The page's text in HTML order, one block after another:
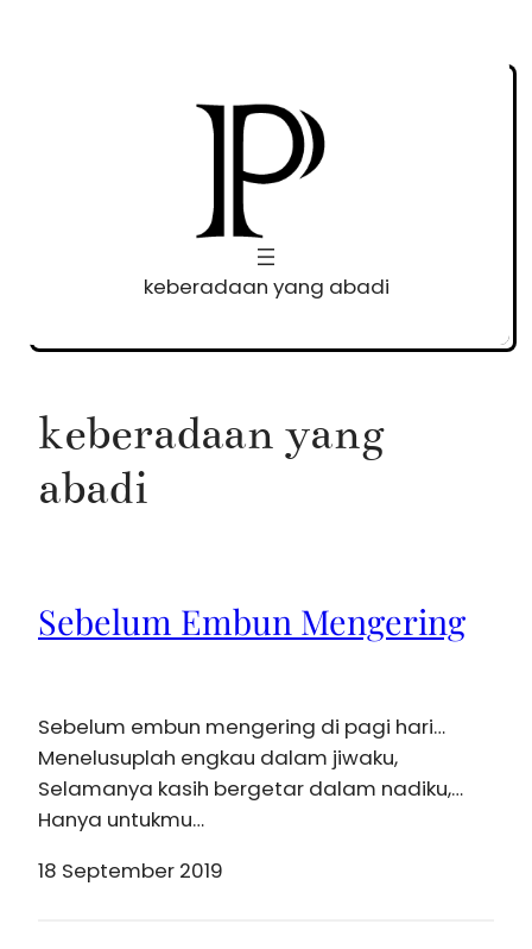
keberadaan yang abadi
keberadaan yang
abadi
Sebelum Embun Mengering
Sebelum embun mengering di pagi hari…
Menelusuplah engkau dalam jiwaku,
Selamanya kasih bergetar dalam nadiku,…
Hanya untukmu…
18 September 2019